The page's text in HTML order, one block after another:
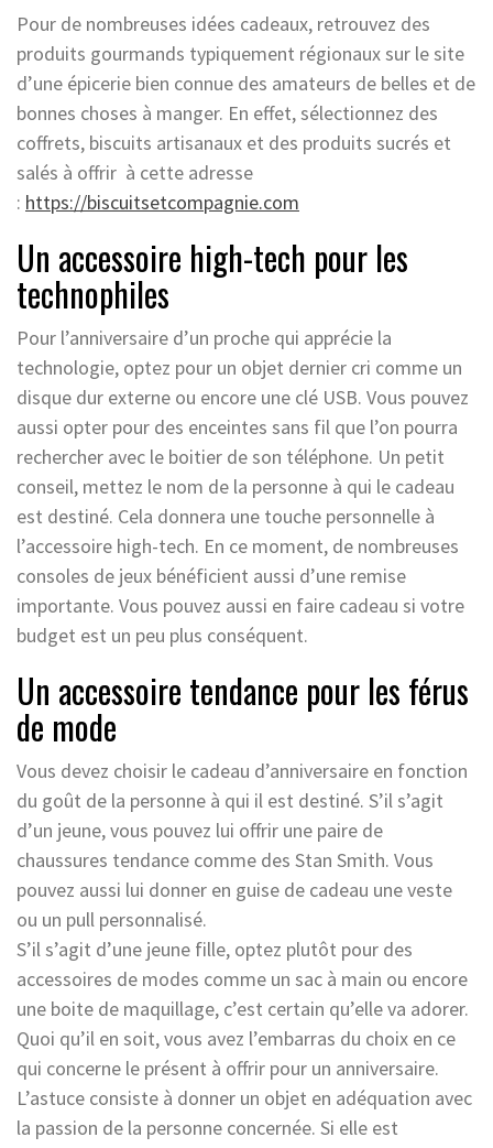
Pour de nombreuses idées cadeaux, retrouvez des
produits gourmands typiquement régionaux sur le site
d’une épicerie bien connue des amateurs de belles et de
bonnes choses à manger. En effet, sélectionnez des
coffrets, biscuits artisanaux et des produits sucrés et
salés à offrir à cette adresse
: https://biscuitsetcompagnie.com
Un accessoire high-tech pour les
technophiles
Pour l’anniversaire d’un proche qui apprécie la
technologie, optez pour un objet dernier cri comme un
disque dur externe ou encore une clé USB. Vous pouvez
aussi opter pour des enceintes sans fil que l’on pourra
rechercher avec le boitier de son téléphone. Un petit
conseil, mettez le nom de la personne à qui le cadeau
est destiné. Cela donnera une touche personnelle à
l’accessoire high-tech. En ce moment, de nombreuses
consoles de jeux bénéficient aussi d’une remise
importante. Vous pouvez aussi en faire cadeau si votre
budget est un peu plus conséquent.
Un accessoire tendance pour les férus
de mode
Vous devez choisir le cadeau d’anniversaire en fonction
du goût de la personne à qui il est destiné. S’il s’agit
d’un jeune, vous pouvez lui offrir une paire de
chaussures tendance comme des Stan Smith. Vous
pouvez aussi lui donner en guise de cadeau une veste
ou un pull personnalisé.
S’il s’agit d’une jeune fille, optez plutôt pour des
accessoires de modes comme un sac à main ou encore
une boite de maquillage, c’est certain qu’elle va adorer.
Quoi qu’il en soit, vous avez l’embarras du choix en ce
qui concerne le présent à offrir pour un anniversaire.
L’astuce consiste à donner un objet en adéquation avec
la passion de la personne concernée. Si elle est